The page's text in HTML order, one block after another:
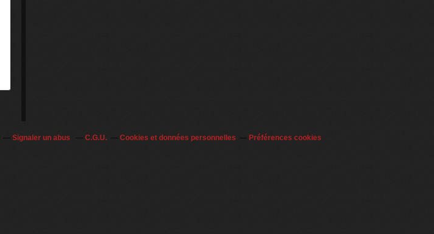
Signaler un abus C.G.U. Cookies et données personnelles Préférences cookies